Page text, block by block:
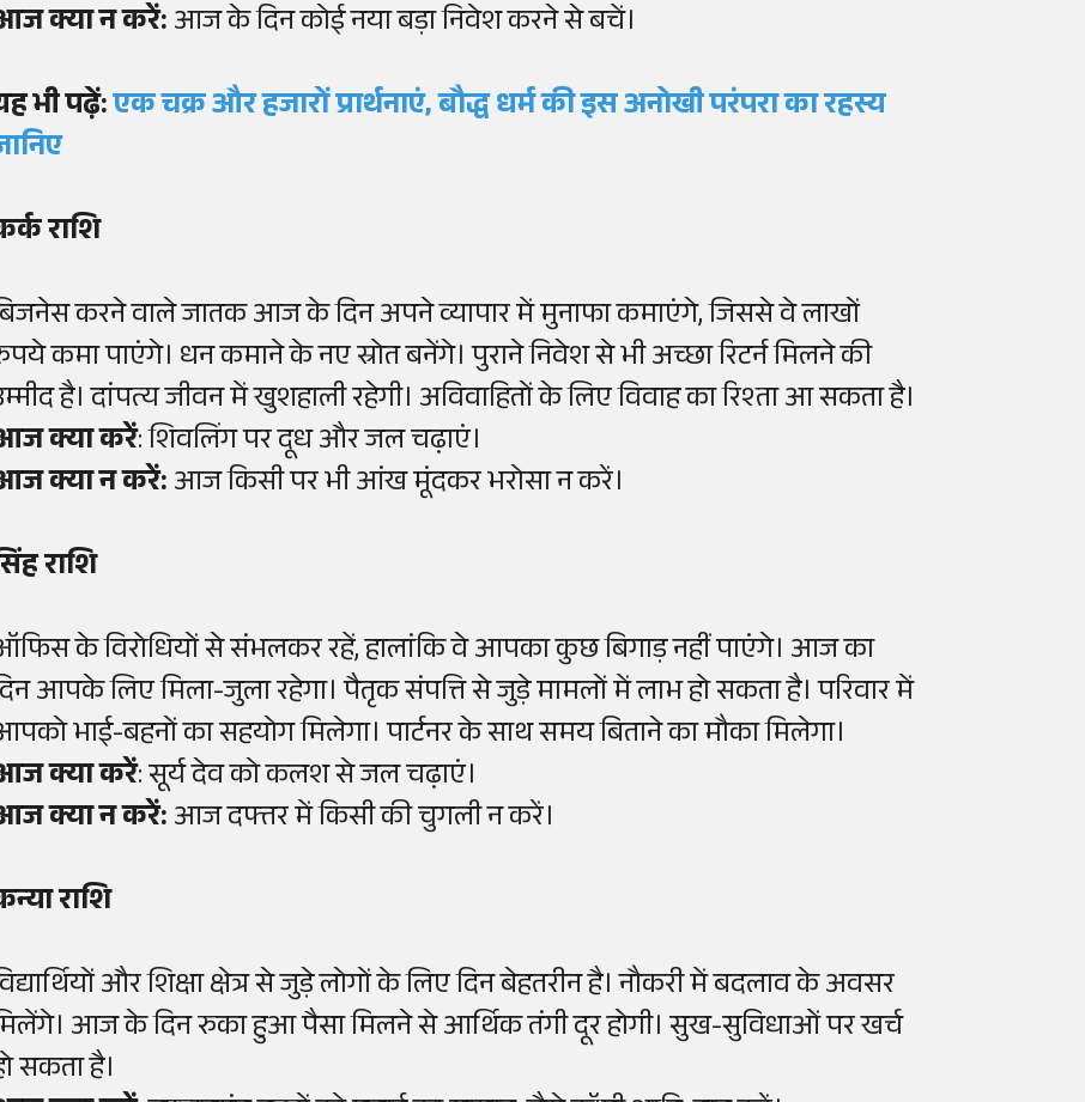
क्या न करें:आज के दिन कोई नया बड़ा निवेश करने से बचें।
भी पढ़ें:एक चक्र और हजारों प्रार्थनाएं, बौद्ध धर्म की इस अनोखी परंपरा का रहस्य
राशि
करने वाले जातक आज के दिन अपने व्यापार में मुनाफा कमाएंगे, जिससे वे लाखों
कमा पाएंगे। धन कमाने के नए स्रोत बनेंगे। पुराने निवेश से भी अच्छा रिटर्न मिलने की
है। दांपत्य जीवन में खुशहाली रहेगी। अविवाहितों के लिए विवाह का रिश्ता आ सकता है।
क्या करें: शिवलिंग पर दूध और जल चढ़ाएं।
क्या न करें:आज किसी पर भी आंख मूंदकर भरोसा न करें।
राशि
के विरोधियों से संभलकर रहें, हालांकि वे आपका कुछ बिगाड़ नहीं पाएंगे। आज का
आपके लिए मिला-जुला रहेगा। पैतृक संपत्ति से जुड़े मामलों में लाभ हो सकता है। परिवार में
भाई-बहनों का सहयोग मिलेगा। पार्टनर के साथ समय बिताने का मौका मिलेगा।
क्या करें: सूर्य देव को कलश से जल चढ़ाएं।
क्या न करें:आज दफ्तर में किसी की चुगली न करें।
राशि
और शिक्षा क्षेत्र से जुड़े लोगों के लिए दिन बेहतरीन है। नौकरी में बदलाव के अवसर
आज के दिन रुका हुआ पैसा मिलने से आर्थिक तंगी दूर होगी। सुख-सुविधाओं पर खर्च
सकता है।